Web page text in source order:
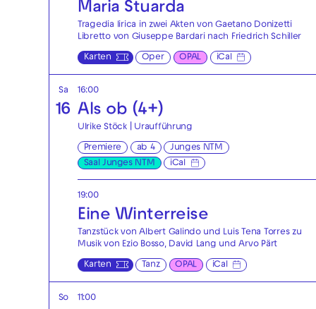
Maria Stuarda
Tragedia lirica in zwei Akten von Gaetano Donizetti
Libretto von Giuseppe Bardari nach Friedrich Schiller
Karten Oper OPAL iCal
Sa
16
16:00
Als ob (4+)
Ulrike Stöck | Uraufführung
Premiere ab 4
Junges NTM
Saal Junges NTM
iCal
19:00
Eine Winterreise
Tanzstück von Albert Galindo und Luis Tena Torres zu
Musik von Ezio Bosso, David Lang und Arvo Pärt
Karten Tanz OPAL iCal
So 11:00